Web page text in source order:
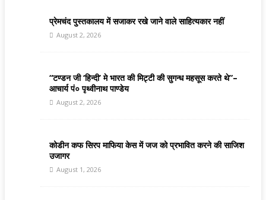
प्रेमचंद पुस्तकालय में सजाकर रखे जाने वाले साहित्यकार नहीं
August 2, 2026
“टण्डन जी ‘हिन्दी’ मे भारत की मिट्टी की सुगन्ध महसूस करते थे”–
आचार्य पं० पृथ्वीनाथ पाण्डेय
August 2, 2026
कोडीन कफ सिरप माफिया केस में जज को प्रभावित करने की साजिश
उजागर
August 1, 2026